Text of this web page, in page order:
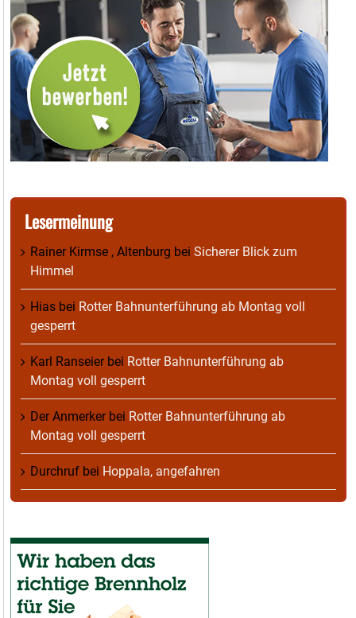
Lesermeinung
Rainer Kirmse , Altenburg bei Sicherer Blick zum
Himmel
Hias bei Rotter Bahnunterführung ab Montag voll
gesperrt
Karl Ranseierbei Rotter Bahnunterführung ab
Montag voll gesperrt
Der Anmerkerbei Rotter Bahnunterführung ab
Montag voll gesperrt
Durchruf bei Hoppala, angefahren